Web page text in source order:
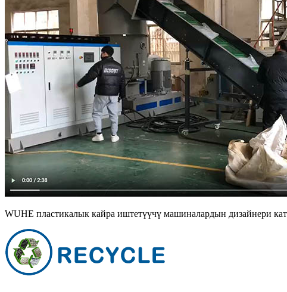
WUHE пластикалык кайра иштетүүчү машиналардын дизайнери